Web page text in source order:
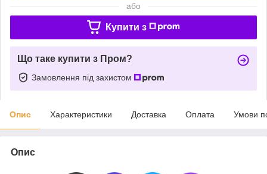
або
Купити з
Що таке купити з Пром?
Замовлення під захистом
Опис Характеристики Доставка Оплата Умови
Опис